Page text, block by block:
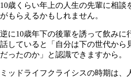
10歳くらい年上の人生の先輩に相談
がもらえるかもしれません。
逆に10歳年下の後輩を誘って飲みに
話していると「自分は下の世代から
だったのか」と認識できますから。
ミッドライフクライシスの時期は、